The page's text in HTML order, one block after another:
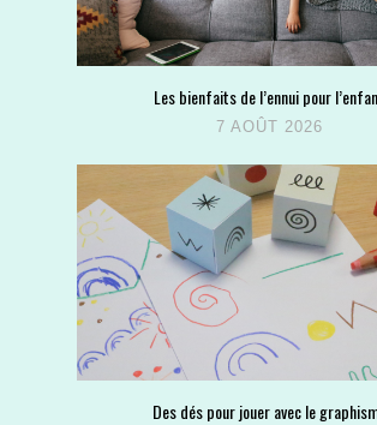
Les bienfaits de l’ennui pour
7 AOÛT 2026
Des dés pour jouer avec le